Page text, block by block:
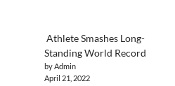
Athlete Smashes Long-
Standing World Record
by Admin
April 21, 2022